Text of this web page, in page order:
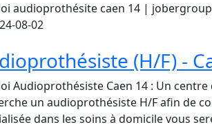
audioprothésite caen 14 | jobergroup
08-02
(H/F) -
Audioprothésiste Caen 14 : Un
un audioprothésiste H/F afin de
dans les soins à domicile vous